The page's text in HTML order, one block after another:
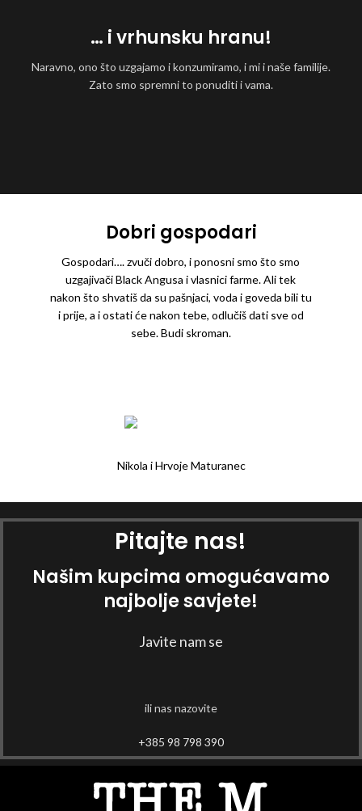
… i vrhunsku hranu!
Naravno, ono što uzgajamo i konzumiramo, i mi i naše familije.
Zato smo spremni to ponuditi i vama.
Dobri gospodari
Gospodari…. zvuči dobro, i ponosni smo što smo
uzgajivači Black Angusa i vlasnici farme. Ali tek
nakon što shvatiš da su pašnjaci, voda i goveda bili tu
i prije, a i ostati će nakon tebe, odlučiš dati sve od
sebe. Budi skroman.
Nikola i Hrvoje Maturanec
Pitajte nas!
Našim kupcima omogućavamo
najbolje savjete!
Javite nam se
ili nas nazovite
+385 98 798 390